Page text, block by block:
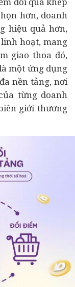
hơn, doanh
hiệu quả hơn,
hoạt, mang
giao thoa đó,
một ứng dụng
nền tảng, nơi
từng doanh
giới thương